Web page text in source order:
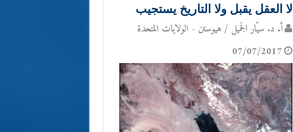
لا العقل يقبل ولا التاريخ يستجيب
أ. د. سيّار الجَميل / هيوستن - الولايات المتحدة
07/07/2017